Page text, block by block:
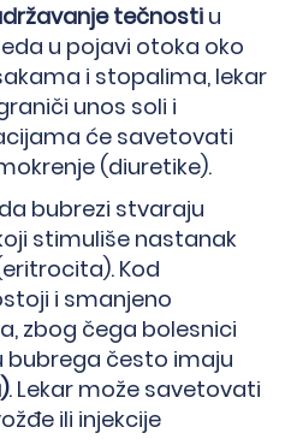
tečnosti u
u pojavi otoka oko
i stopalima, lekar
unos soli i
će savetovati
(diuretike).
bubrezi stvaraju
stimuliše nastanak
Kod
i smanjeno
zbog čega bolesnici
bubrega često imaju
. Lekar može savetovati
ili injekcije